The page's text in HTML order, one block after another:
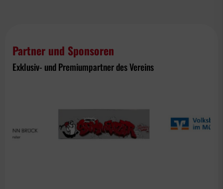
Partner und Sponsoren
Exklusiv- und Premiumpartner des Vereins